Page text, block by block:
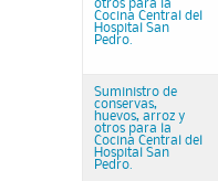
otros para la
Cocina Central del
Hospital San
Pedro.
Suministro de
conservas,
huevos, arroz y
otros para la
Cocina Central del
Hospital San
Pedro.